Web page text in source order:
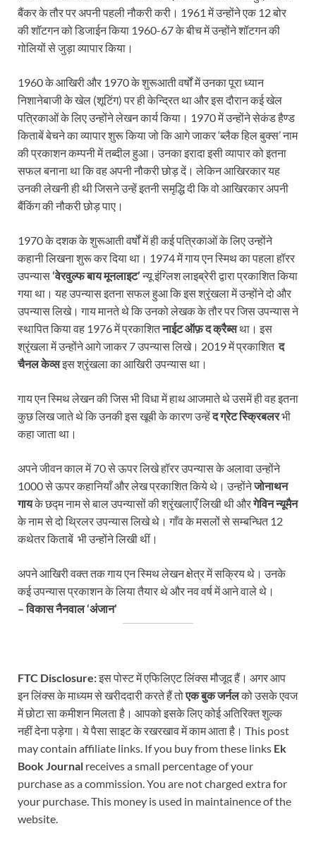
बैंकर के तौर पर अपनी पहली नौकरी करी। 1961 में उन्होंने एक 12 बोर
की शॉटगन को डिजाईन किया 1960-67 के बीच में उन्होंने शॉटगन की
गोलियों से जुड़ा व्यापार किया।
1960 के आखिरी और 1970 के शुरूआती वर्षों में उनका पूरा ध्यान
निशानेबाजी के खेल (शूटिंग) पर ही केन्द्रित था और इस दौरान कई खेल
पत्रिकाओं के लिए उन्होंने लेखन कार्य किया। 1970 में उन्होंने सेकंड हैण्ड
किताबें बेचने का व्यापार शुरू किया जो कि आगे जाकर ‘ब्लैक हिल बुक्स’ नाम
की प्रकाशन कम्पनी में तब्दील हुआ। उनका इरादा इसी व्यापार को इतना
सफल बनाना था कि वह अपनी नौकरी छोड़ दें। लेकिन आखिरकार यह
उनकी लेखनी ही थी जिसने उन्हें इतनी समृद्धि दी कि वो आखिरकार अपनी
बैंकिंग की नौकरी छोड़ पाए।
1970 के दशक के शुरूआती वर्षों में ही कई पत्रिकाओं के लिए उन्होंने
कहानी लिखना शुरू कर दिया था। 1974 में गाय एन स्मिथ का पहला हॉरर
उपन्यास‘वेरवुल्फ बाय मूनलाइट’न्यू इंग्लिश लाइब्रेरी द्वारा प्रकाशित किया
गया था। यह उपन्यास इतना सफल हुआ कि इस श्रृंखला में उन्होंने दो और
उपन्यास लिखे। गाय मानते थे कि उनको लेखक के तौर पर जिस उपन्यास ने
स्थापित किया वह 1976 में प्रकाशितनाईट ऑफ़ द क्रैब्सथा। इस
श्रृंखला में उन्होंने आगे जाकर 7 उपन्यास लिखे। 2019 में प्रकाशितद
चैनल केव्सइस श्रृंखला का आखिरी उपन्यास था।
गाय एन स्मिथ लेखन की जिस भी विधा में हाथ आजमाते थे उसमें ही वह इतना
कुछ लिख जाते थे कि उनकी इस खूबी के कारण उन्हेंद ग्रेट स्क्रिबलरभी
कहा जाता था।
अपने जीवन काल में 70 से ऊपर लिखे हॉरर उपन्यास के अलावा उन्होंने
1000 से ऊपर कहानियाँ और लेख प्रकाशित किये थे। उन्होंनेजोनाथन
गायके छद्म नाम से बाल उपन्यासों की श्रृंखलाएँ लिखी थी औरगेविन न्यूमैन
के नाम से दो थ्रिलर उपन्यास लिखे थे। गाँव के मसलों से सम्बन्धित 12
कथेतर किताबें भी उन्होंने लिखी थीं।
अपने आखिरी वक्त तक गाय एन स्मिथ लेखन क्षेत्र में सक्रिय थे। उनके
कई उपन्यास प्रकाशन के लिया तैयार थे और नव वर्ष में आने वाले थे।
– विकास नैनवाल ‘अंजान’
FTC Disclosure:इस पोस्ट में एफिलिएट लिंक्स मौजूद हैं। अगर आप
इन लिंक्स के माध्यम से खरीददारी करते हैं तोएक बुक जर्नलको उसके एवज
में छोटा सा कमीशन मिलता है। आपको इसके लिए कोई अतिरिक्त शुल्क
नहीं देना पड़ेगा। ये पैसा साइट के रखरखाव में काम आता है। This post
may contain affiliate links. If you buy from these links Ek
Book Journal receives a small percentage of your
purchase as a commission. You are not charged extra for
your purchase. This money is used in maintainence of the
website.